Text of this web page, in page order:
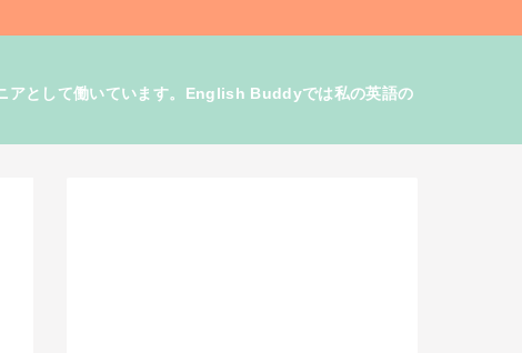
アとして働いています。English Buddyでは私の英語の